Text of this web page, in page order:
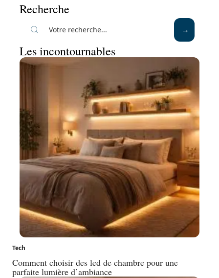
Recherche
Les incontournables
Tech
Comment choisir des led de chambre pour une
parfaite lumière d’ambiance